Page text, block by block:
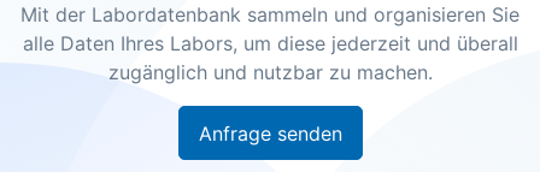
Mit der Labordatenbank sammeln und organisieren Sie
alle Daten Ihres Labors, um diese jederzeit und überall
zugänglich und nutzbar zu machen.
Anfrage senden